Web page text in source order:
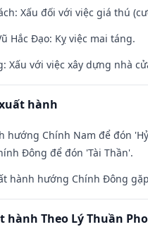
Xấu đối với việc giá thú
Hắc Đạo: Kỵ việc mai táng.
Xấu với việc xây dựng nhà
hành
hướng Chính Nam để đón
Đông để đón 'Tài Thần'.
hành hướng Chính Đông
hành Theo Lý Thuần